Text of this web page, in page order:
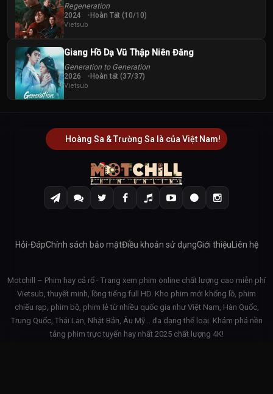
Regeneration
2024 Hoàn Tất (10/10)
Vietsub
Giang Hồ Dạ Vũ Thập Niên Đăng
Generation to Generation
2026 Hoàn tất (37/37)
Vietsub
Hoàng Sa & Trường Sa là của Việt Nam!
Hỏi-ĐápChính sách bảo mậtĐiều khoản sử dụngGiới thiệuLiên hệ
Motchill – Phim hay cả rổ - Trang xem phim online chất lượng cao miễn phí
Vietsub, thuyết minh, lồng tiếng full HD. Kho phim mới khổng lồ, phim
chiếu rạp, phim bộ, phim lẻ từ nhiều quốc gia như Việt Nam, Hàn Quốc,
Trung Quốc, Thái Lan, Nhật Bản, Âu Mỹ… đa dạng thể loại. Khám phá nền
tảng phim trực tuyến hay nhất 2025 chất lượng 4K!